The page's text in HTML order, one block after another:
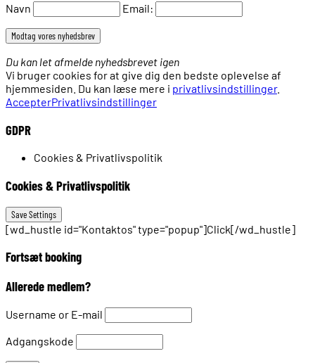
Navn
Email:
Du kan let afmelde nyhedsbrevet igen
Vi bruger cookies for at give dig den bedste oplevelse af
hjemmesiden. Du kan læse mere i privatlivsindstillinger.
AccepterPrivatlivsindstillinger
GDPR
Cookies & Privatlivspolitik
Cookies & Privatlivspolitik
[wd_hustle id="Kontaktos" type="popup"]Click[/wd_hustle]
Fortsæt booking
Allerede medlem?
Username or E-mail
Adgangskode